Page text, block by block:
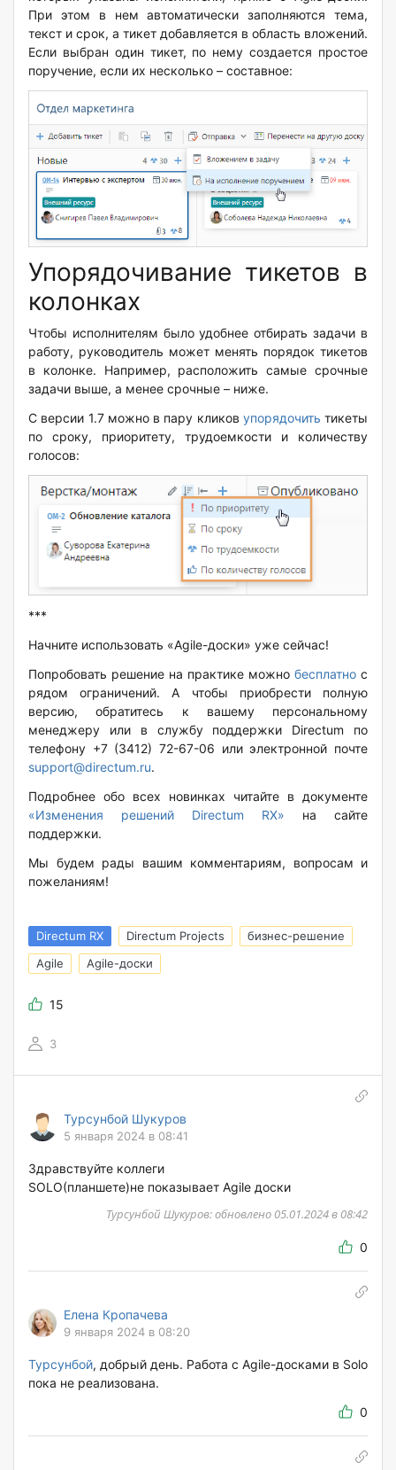
При этом в нем автоматически заполняются тема,
текст и срок, а тикет добавляется в область вложений.
Если выбран один тикет, по нему создается простое
поручение, если их несколько – составное:
Упорядочивание тикетов в
колонках
Чтобы исполнителям было удобнее отбирать задачи в
работу, руководитель может менять порядок тикетов
в колонке. Например, расположить самые срочные
задачи выше, а менее срочные – ниже.
С версии 1.7 можно в пару кликов упорядочить тикеты
по сроку, приоритету, трудоемкости и количеству
голосов:
***
Начните использовать «Agile-доски» уже сейчас!
Попробовать решение на практике можно бесплатно с
рядом ограничений. А чтобы приобрести полную
версию, обратитесь к вашему персональному
менеджеру или в службу поддержки Directum по
телефону +7 (3412) 72-67-06 или электронной почте
support@directum.ru.
Подробнее обо всех новинках читайте в документе
«Изменения решений Directum RX» на сайте
поддержки.
Мы будем рады вашим комментариям, вопросам и
пожеланиям!
Directum RX Directum Projects
бизнес-решение
Agile
Agile-доски
15
3
Турсунбой Шукуров
5 января 2024 в 08:41
Здравствуйте коллеги
SOLO(планшете)не показывает Agile доски
Турсунбой Шукуров: обновлено 05.01.2024 в 08:42
0
Елена Кропачева
9 января 2024 в 08:20
Турсунбой, добрый день. Работа с Agile-досками в Solo
пока не реализована.
0